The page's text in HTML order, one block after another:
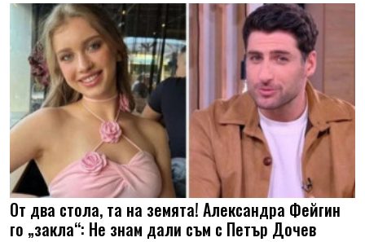
От два стола, та на земята! Александра Фейгин
го „закла“: Не знам дали съм с Петър Дочев